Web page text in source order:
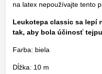
na latex nepoužívajte tento
Leukotepa classic sa lepí
tak, aby bola účinosť
Farba: biela
Dĺžka: 10 m